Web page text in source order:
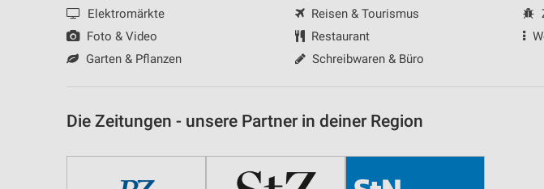
Elektromärkte
Foto & Video
Garten & Pflanzen
Reisen & Tourismus
Restaurant
Schreibwaren & Büro
Die Zeitungen - unsere Partner in deiner Region
IAB-Besonderheiten:
Verwendung genauer Standortdaten
Notwendig
Performance